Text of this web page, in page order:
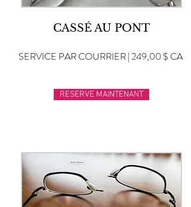
CASSÉ AU PONT
SERVICE PAR COURRIER | 249,00 $ CA
RESERVE MAINTENANT